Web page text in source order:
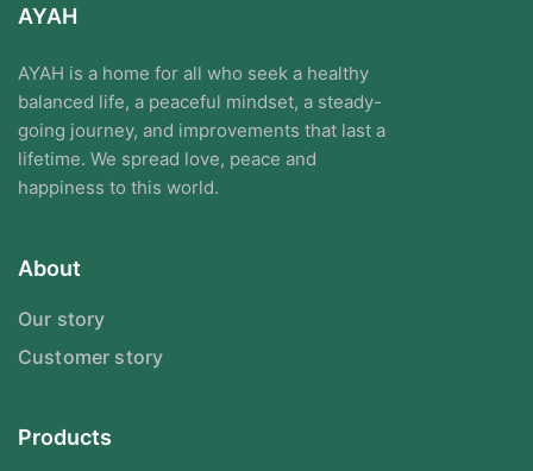
AYAH
AYAH is a home for all who seek a healthy
balanced life, a peaceful mindset, a steady-
going journey, and improvements that last a
lifetime. We spread love, peace and
happiness to this world.
About
Our story
Customer story
Products